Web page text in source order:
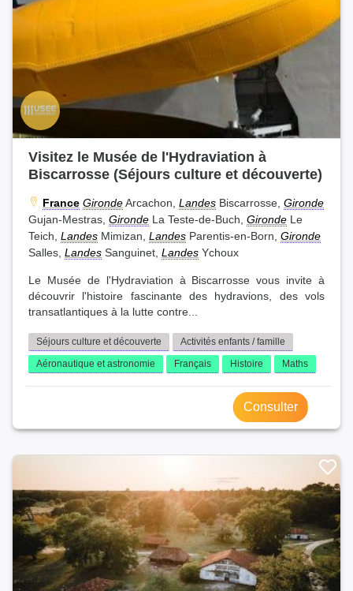
Visitez le Musée de l'Hydraviation à
Biscarrosse (Séjours culture et découverte)
France GirondeArcachon, Landes Biscarrosse, Gironde
Gujan-Mestras, Gironde La Teste-de-Buch, Gironde Le
Teich, Landes Mimizan, Landes Parentis-en-Born, Gironde
Salles, Landes Sanguinet, Landes Ychoux
Le Musée de l'Hydraviation à Biscarrosse vous invite à
découvrir l'histoire fascinante des hydravions, des vols
transatlantiques à la lutte contre...
Séjours culture et découverte
Activités enfants / famille
Aéronautique et astronomie
Français Histoire Maths
Consulter